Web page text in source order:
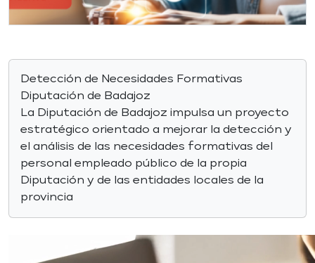
Detección de Necesidades Formativas
Diputación de Badajoz
La Diputación de Badajoz impulsa un proyecto
estratégico orientado a mejorar la detección y
el análisis de las necesidades formativas del
personal empleado público de la propia
Diputación y de las entidades locales de la
provincia